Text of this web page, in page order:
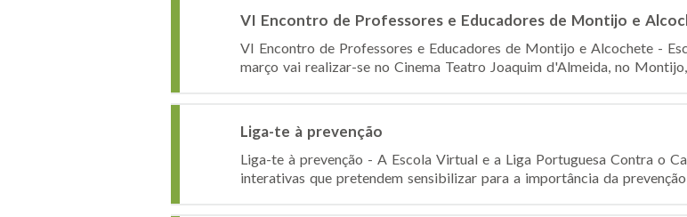
VI Encontro de Professores e Educadores de Montijo e
VI Encontro de Professores e Educadores de Montijo e Alcochete -
março vai realizar-se no Cinema Teatro Joaquim d'Almeida, no
Liga-te à prevenção
Liga-te à prevenção - A Escola Virtual e a Liga Portuguesa Contra o
interativas que pretendem sensibilizar para a importância da